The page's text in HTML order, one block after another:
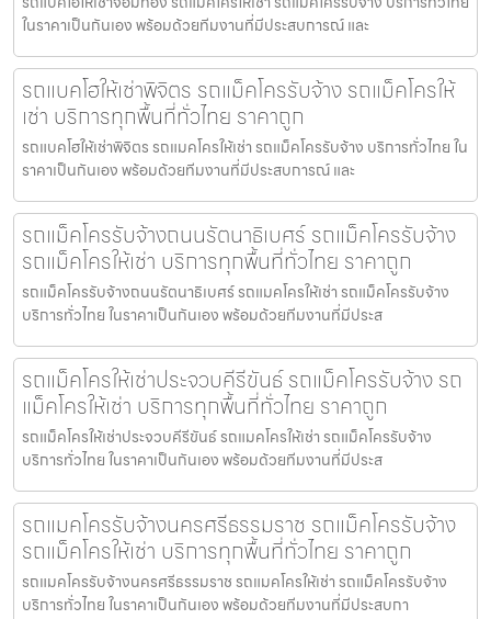
ในราคาเป็นกันเอง พร้อมด้วยทีมงานที่มีประสบการณ์ และ
รถแบคโฮให้เช่าพิจิตร รถแม็คโครรับจ้าง รถแม็คโครให้
เช่า บริการทุกพื้นที่ทั่วไทย ราคาถูก
รถแบคโฮให้เช่าพิจิตร รถแมคโครให้เช่า รถแม็คโครรับจ้าง บริการทั่วไทย ใน
ราคาเป็นกันเอง พร้อมด้วยทีมงานที่มีประสบการณ์ และ
รถแม็คโครรับจ้างถนนรัตนาธิเบศร์ รถแม็คโครรับจ้าง
รถแม็คโครให้เช่า บริการทุกพื้นที่ทั่วไทย ราคาถูก
รถแม็คโครรับจ้างถนนรัตนาธิเบศร์ รถแมคโครให้เช่า รถแม็คโครรับจ้าง
บริการทั่วไทย ในราคาเป็นกันเอง พร้อมด้วยทีมงานที่มีประส
รถแม็คโครให้เช่าประจวบคีรีขันธ์ รถแม็คโครรับจ้าง รถ
แม็คโครให้เช่า บริการทุกพื้นที่ทั่วไทย ราคาถูก
รถแม็คโครให้เช่าประจวบคีรีขันธ์ รถแมคโครให้เช่า รถแม็คโครรับจ้าง
บริการทั่วไทย ในราคาเป็นกันเอง พร้อมด้วยทีมงานที่มีประส
รถแมคโครรับจ้างนครศรีธรรมราช รถแม็คโครรับจ้าง
รถแม็คโครให้เช่า บริการทุกพื้นที่ทั่วไทย ราคาถูก
รถแมคโครรับจ้างนครศรีธรรมราช รถแมคโครให้เช่า รถแม็คโครรับจ้าง
บริการทั่วไทย ในราคาเป็นกันเอง พร้อมด้วยทีมงานที่มีประสบกา